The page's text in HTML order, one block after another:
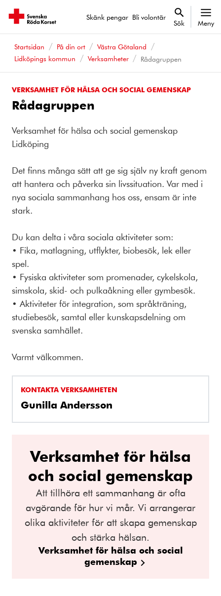
Skänk pengar Bli volontär
Sök Meny
Startsidan På din ort
Västra Götaland
Lidköpings kommun
Verksamheter Rådagruppen
VERKSAMHET FÖR HÄLSA OCH SOCIAL GEMENSKAP
Rådagruppen
Verksamhet för hälsa och social gemenskap
Lidköping
Det finns många sätt att ge sig själv ny kraft genom
att hantera och påverka sin livssituation. Var med i
nya sociala sammanhang hos oss, ensam är inte
stark.
Du kan delta i våra sociala aktiviteter som:
• Fika, matlagning, utflykter, biobesök, lek eller
spel.
• Fysiska aktiviteter som promenader, cykelskola,
simskola, skid- och pulkaåkning eller gymbesök.
• Aktiviteter för integration, som språkträning,
studiebesök, samtal eller kunskapsdelning om
svenska samhället.
Varmt välkommen.
KONTAKTA VERKSAMHETEN
Gunilla Andersson
Verksamhet för hälsa
och social gemenskap
Att tillhöra ett sammanhang är ofta
avgörande för hur vi mår. Vi arrangerar
olika aktiviteter för att skapa gemenskap
och stärka hälsan.
Verksamhet för hälsa och social
gemenskap